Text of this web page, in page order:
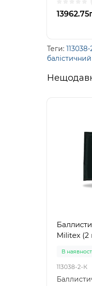
Теги:
Militex (2
В
113038-2-К